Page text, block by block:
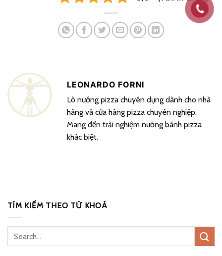
LEONARDO FORNI
Lò nướng pizza chuyên dụng dành cho nhà
hàng và cửa hàng pizza chuyên nghiệp.
Mang đến trải nghiệm nướng bánh pizza
khác biệt.
TÌM KIẾM THEO TỪ KHOÁ